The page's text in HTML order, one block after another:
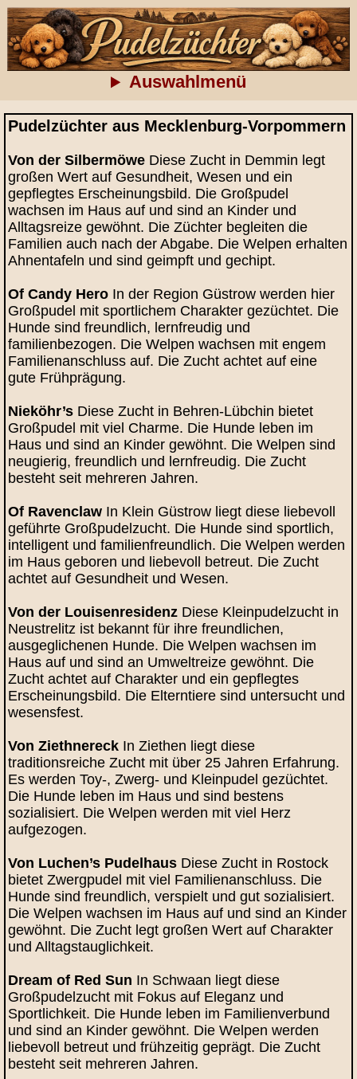
Auswahlmenü
Pudelzüchter aus Mecklenburg-Vorpommern
Von der Silbermöwe Diese Zucht in Demmin legt
großen Wert auf Gesundheit, Wesen und ein
gepflegtes Erscheinungsbild. Die Großpudel
wachsen im Haus auf und sind an Kinder und
Alltagsreize gewöhnt. Die Züchter begleiten die
Familien auch nach der Abgabe. Die Welpen erhalten
Ahnentafeln und sind geimpft und gechipt.
Of Candy Hero In der Region Güstrow werden hier
Großpudel mit sportlichem Charakter gezüchtet. Die
Hunde sind freundlich, lernfreudig und
familienbezogen. Die Welpen wachsen mit engem
Familienanschluss auf. Die Zucht achtet auf eine
gute Frühprägung.
Nieköhr’s Diese Zucht in Behren-Lübchin bietet
Großpudel mit viel Charme. Die Hunde leben im
Haus und sind an Kinder gewöhnt. Die Welpen sind
neugierig, freundlich und lernfreudig. Die Zucht
besteht seit mehreren Jahren.
Of Ravenclaw In Klein Güstrow liegt diese liebevoll
geführte Großpudelzucht. Die Hunde sind sportlich,
intelligent und familienfreundlich. Die Welpen werden
im Haus geboren und liebevoll betreut. Die Zucht
achtet auf Gesundheit und Wesen.
Von der Louisenresidenz Diese Kleinpudelzucht in
Neustrelitz ist bekannt für ihre freundlichen,
ausgeglichenen Hunde. Die Welpen wachsen im
Haus auf und sind an Umweltreize gewöhnt. Die
Zucht achtet auf Charakter und ein gepflegtes
Erscheinungsbild. Die Elterntiere sind untersucht und
wesensfest.
Von Ziethnereck In Ziethen liegt diese
traditionsreiche Zucht mit über 25 Jahren Erfahrung.
Es werden Toy-, Zwerg- und Kleinpudel gezüchtet.
Die Hunde leben im Haus und sind bestens
sozialisiert. Die Welpen werden mit viel Herz
aufgezogen.
Von Luchen’s Pudelhaus Diese Zucht in Rostock
bietet Zwergpudel mit viel Familienanschluss. Die
Hunde sind freundlich, verspielt und gut sozialisiert.
Die Welpen wachsen im Haus auf und sind an Kinder
gewöhnt. Die Zucht legt großen Wert auf Charakter
und Alltagstauglichkeit.
Dream of Red Sun In Schwaan liegt diese
Großpudelzucht mit Fokus auf Eleganz und
Sportlichkeit. Die Hunde leben im Familienverbund
und sind an Kinder gewöhnt. Die Welpen werden
liebevoll betreut und frühzeitig geprägt. Die Zucht
besteht seit mehreren Jahren.